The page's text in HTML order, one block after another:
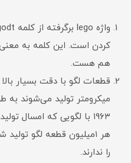
کردن است. این کلمه به
هم هست.
میکرومتر تولید می‌شوند به
۱۹۶۳ با لگویی که امسال
را ندارند.